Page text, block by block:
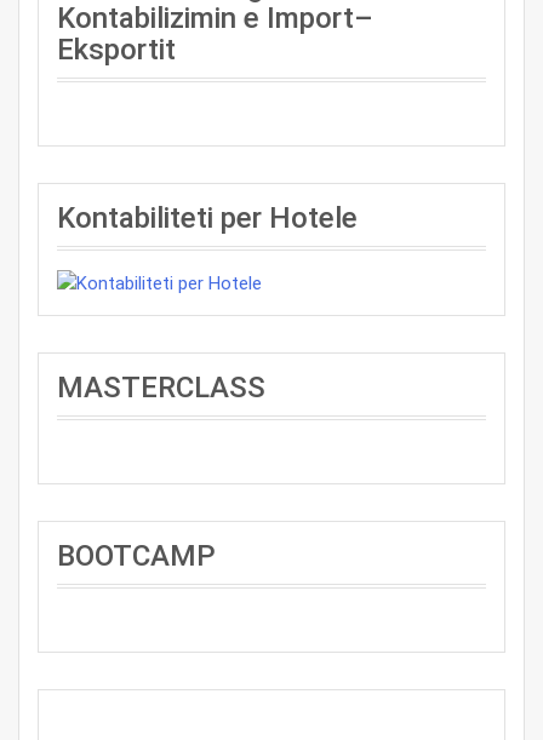
Kontabilizimin e Import–
Eksportit
Kontabiliteti per Hotele
MASTERCLASS
BOOTCAMP